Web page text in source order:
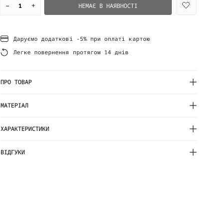
– + НЕМАЄ В НАЯВНОСТІ
Даруємо додаткові -5% при оплаті картою
Легке повернення протягом 14 днів
ПРО ТОВАР
МАТЕРІАЛ
ХАРАКТЕРИСТИКИ
ВІДГУКИ